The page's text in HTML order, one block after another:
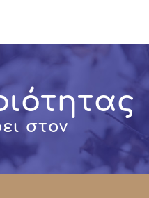
στον